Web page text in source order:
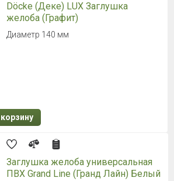
Döcke (Деке) LUX Заглушка
желоба (Графит)
Диаметр 140 мм
корзину
Заглушка желоба универсальная
ПВХ Grand Line (Гранд Лайн) Белый